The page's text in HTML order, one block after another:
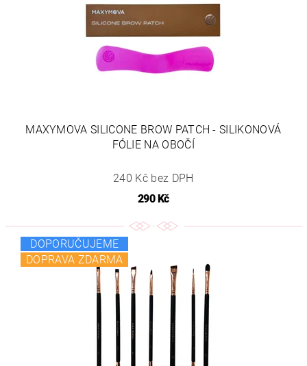
MAXYMOVA SILICONE BROW PATCH - SILIKONOVÁ
FÓLIE NA OBOČÍ
240 Kč bez DPH
290 Kč
DOPORUČUJEME
DOPRAVA ZDARMA